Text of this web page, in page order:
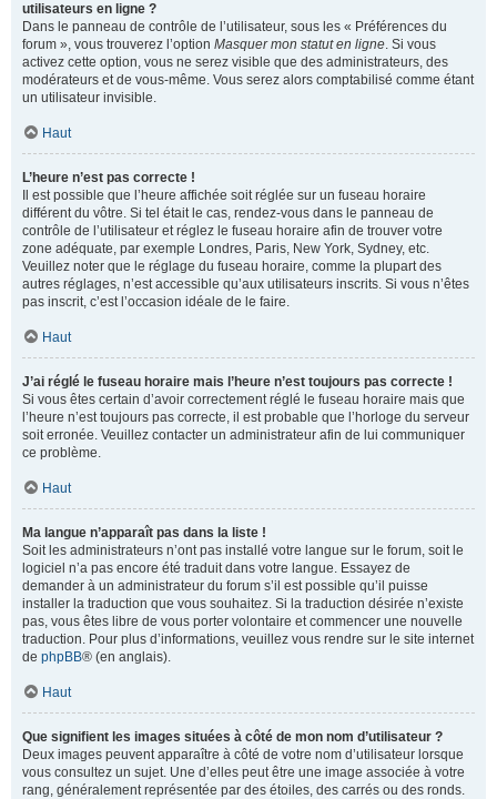
utilisateurs en ligne ?
Dans le panneau de contrôle de l’utilisateur, sous les « Préférences du
forum », vous trouverez l’option Masquer mon statut en ligne. Si vous
activez cette option, vous ne serez visible que des administrateurs, des
modérateurs et de vous-même. Vous serez alors comptabilisé comme étant
un utilisateur invisible.
Haut
L’heure n’est pas correcte !
Il est possible que l’heure affichée soit réglée sur un fuseau horaire
différent du vôtre. Si tel était le cas, rendez-vous dans le panneau de
contrôle de l’utilisateur et réglez le fuseau horaire afin de trouver votre
zone adéquate, par exemple Londres, Paris, New York, Sydney, etc.
Veuillez noter que le réglage du fuseau horaire, comme la plupart des
autres réglages, n’est accessible qu’aux utilisateurs inscrits. Si vous n’êtes
pas inscrit, c’est l’occasion idéale de le faire.
Haut
J’ai réglé le fuseau horaire mais l’heure n’est toujours pas correcte !
Si vous êtes certain d’avoir correctement réglé le fuseau horaire mais que
l’heure n’est toujours pas correcte, il est probable que l’horloge du serveur
soit erronée. Veuillez contacter un administrateur afin de lui communiquer
ce problème.
Haut
Ma langue n’apparaît pas dans la liste !
Soit les administrateurs n’ont pas installé votre langue sur le forum, soit le
logiciel n’a pas encore été traduit dans votre langue. Essayez de
demander à un administrateur du forum s’il est possible qu’il puisse
installer la traduction que vous souhaitez. Si la traduction désirée n’existe
pas, vous êtes libre de vous porter volontaire et commencer une nouvelle
traduction. Pour plus d’informations, veuillez vous rendre sur le site internet
de phpBB® (en anglais).
Haut
Que signifient les images situées à côté de mon nom d’utilisateur ?
Deux images peuvent apparaître à côté de votre nom d’utilisateur lorsque
vous consultez un sujet. Une d’elles peut être une image associée à votre
rang, généralement représentée par des étoiles, des carrés ou des ronds.